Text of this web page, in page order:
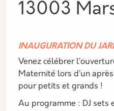
13003
INAUGURATION DU
Venez célébrer
Maternité lors d’un
pour petits et grands !
Au programme : DJ sets